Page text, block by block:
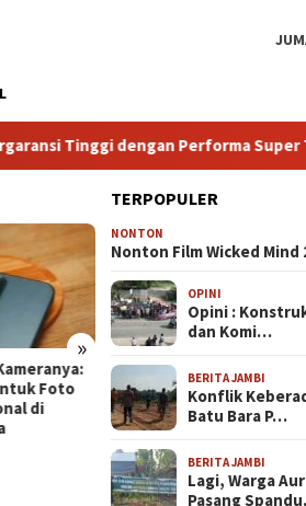
dengan Performa Super Tanpa
»
Foto
di
HP Gaming 120 FPS:
Terbaik untuk
Gaming Super Halus dan
Tanpa Lag
TERPOPULER
NONTON
Nonton Film Wicked Mind
OPINI
Opini :
dan Komi…
BERITA JAMBI
Konflik
Batu Bara P…
BERITA JAMBI
Lagi, Warga
Pasang